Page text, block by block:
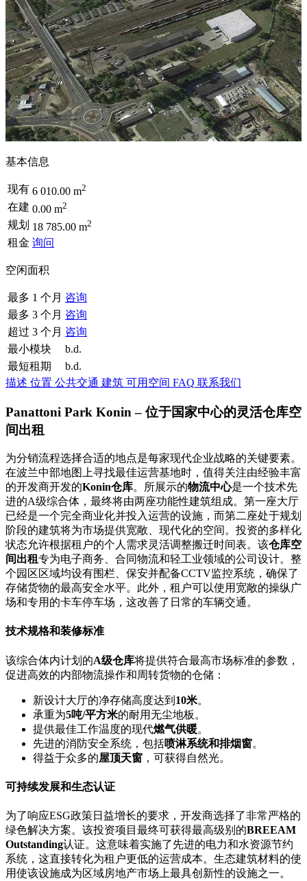
基本信息
现有 6 010.00 m2
在建 0.00 m2
规划 18 785.00 m2
租金 询问
空闲面积
最多 1 个月 咨询
最多 3 个月 咨询
超过 3 个月 咨询
最小模块
b.d.
最短租期
b.d.
描述 位置 公共交通 建筑 可用空间 FAQ 联系我们
Panattoni Park Konin – 位于国家中心的灵活仓库空
间出租
为分销流程选择合适的地点是每家现代企业战略的关键要素。
在波兰中部地图上寻找最佳运营基地时，值得关注由经验丰富
的开发商开发的Konin仓库。所展示的物流中心是一个技术先
进的A级综合体，最终将由两座功能性建筑组成。第一座大厅
已经是一个完全商业化并投入运营的设施，而第二座处于规划
阶段的建筑将为市场提供宽敞、现代化的空间。投资的多样化
状态允许根据租户的个人需求灵活调整搬迁时间表。该仓库空
间出租专为电子商务、合同物流和轻工业领域的公司设计。整
个园区区域均设有围栏、保安并配备CCTV监控系统，确保了
存储货物的最高安全水平。此外，租户可以使用宽敞的操纵广
场和专用的卡车停车场，这改善了日常的车辆交通。
技术规格和装修标准
该综合体内计划的A级仓库将提供符合最高市场标准的参数，
促进高效的内部物流操作和周转货物的仓储：
新设计大厅的净存储高度达到 10米。
承重为5吨/平方米的耐用无尘地板。
提供最佳工作温度的现代燃气供暖。
先进的消防安全系统，包括喷淋系统和排烟窗。
得益于众多的屋顶天窗 ，可获得自然光。
可持续发展和生态认证
为了响应ESG政策日益增长的要求，开发商选择了非常严格的
绿色解决方案。该投资项目最终可获得最高级别的BREEAM
Outstanding认证。这意味着实施了先进的电力和水资源节约
系统，这直接转化为租户更低的运营成本。生态建筑材料的使
用使该设施成为区域房地产市场上最具创新性的设施之一。